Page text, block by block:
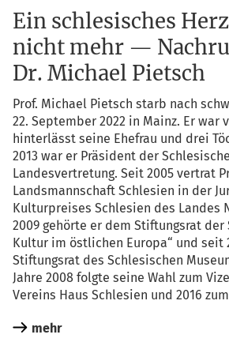
Ein schlesisches
nicht mehr —
Dr. Michael Pietsch
Prof. Micha­el Pietsch starb nach
22. Sep­tem­ber 2022 in Mainz. Er war
hin­ter­lässt sei­ne Ehe­frau und drei
2013 war er Prä­si­dent der
Lan­des­ver­tre­tung. Seit 2005 ver­trat
Lands­mann­schaft Schle­si­en in der
Kul­tur­prei­ses Schle­si­en des Lan­des
2009 gehör­te er dem Stif­tungs­rat der
Kul­tur im öst­li­chen Euro­pa“ und seit
Stif­tungs­rat des Schle­si­schen
Jah­re 2008 folg­te sei­ne Wahl zum
Ver­eins Haus Schle­si­en und 2016
mehr